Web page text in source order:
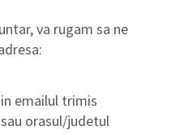
va rugam sa ne
emailul trimis
orasul/judetul